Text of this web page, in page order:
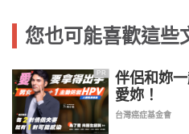
您也可能喜歡這些
PR
伴侶和妳
愛妳！
台灣癌症基金會